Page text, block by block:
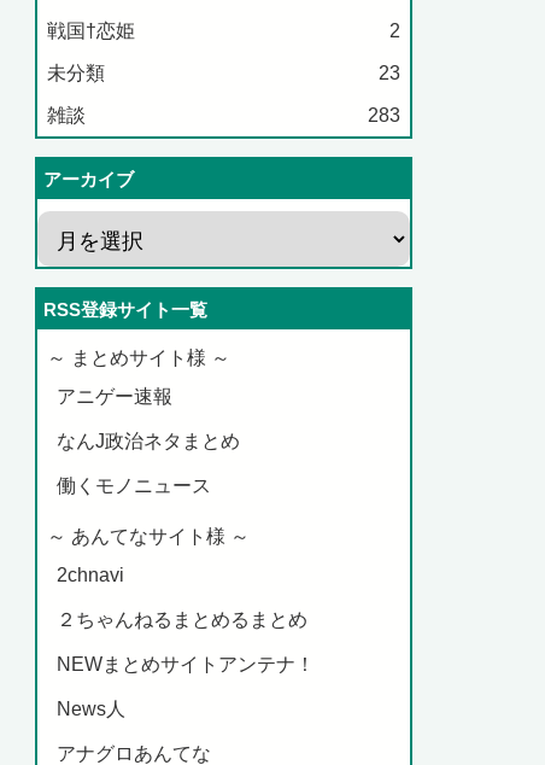
戦国†恋姫 2
未分類 23
雑談 283
アーカイブ
RSS登録サイト一覧
～ まとめサイト様 ～
アニゲー速報
なんJ政治ネタまとめ
働くモノニュース
～ あんてなサイト様 ～
2chnavi
２ちゃんねるまとめるまとめ
NEWまとめサイトアンテナ！
News人
アナグロあんてな